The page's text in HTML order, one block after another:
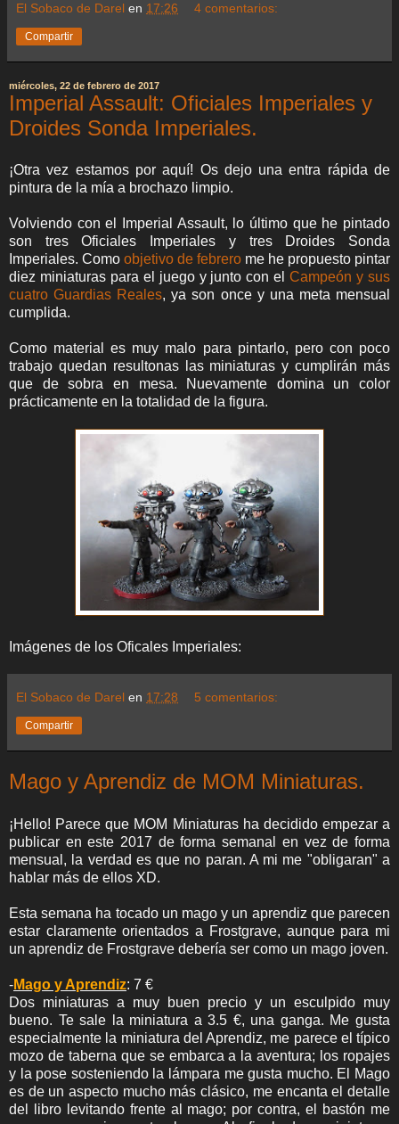
El Sobaco de Darel en 17:26 4 comentarios:
Compartir
miércoles, 22 de febrero de 2017
Imperial Assault: Oficiales Imperiales y
Droides Sonda Imperiales.
¡Otra vez estamos por aquí! Os dejo una entra rápida de
pintura de la mía a brochazo limpio.
Volviendo con el Imperial Assault, lo último que he pintado
son tres Oficiales Imperiales y tres Droides Sonda
Imperiales. Como objetivo de febrero me he propuesto pintar
diez miniaturas para el juego y junto con elCampeón y sus
cuatro Guardias Reales, ya son once y una meta mensual
cumplida.
Como material es muy malo para pintarlo, pero con poco
trabajo quedan resultonas las miniaturas y cumplirán más
que de sobra en mesa. Nuevamente domina un color
prácticamente en la totalidad de la figura.
Imágenes de los Oficales Imperiales:
El Sobaco de Darel en 17:28 5 comentarios:
Compartir
Mago y Aprendiz de MOM Miniaturas.
¡Hello! Parece que MOM Miniaturas ha decidido empezar a
publicar en este 2017 de forma semanal en vez de forma
mensual, la verdad es que no paran. A mi me "obligaran" a
hablar más de ellos XD.
Esta semana ha tocado un mago y un aprendiz que parecen
estar claramente orientados a Frostgrave, aunque para mi
un aprendiz de Frostgrave debería ser como un mago joven.
-Mago y Aprendiz: 7 €
Dos miniaturas a muy buen precio y un esculpido muy
bueno. Te sale la miniatura a 3.5 €, una ganga. Me gusta
especialmente la miniatura del Aprendiz, me parece el típico
mozo de taberna que se embarca a la aventura; los ropajes
y la pose sosteniendo la lámpara me gusta mucho. El Mago
es de un aspecto mucho más clásico, me encanta el detalle
del libro levitando frente al mago; por contra, el bastón me